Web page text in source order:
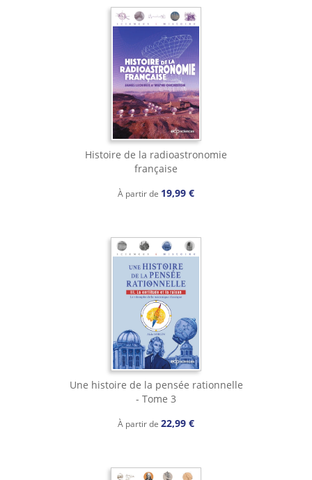
Histoire de la radioastronomie
française
À partir de 19,99 €
Une histoire de la pensée rationnelle
- Tome 3
À partir de 22,99 €